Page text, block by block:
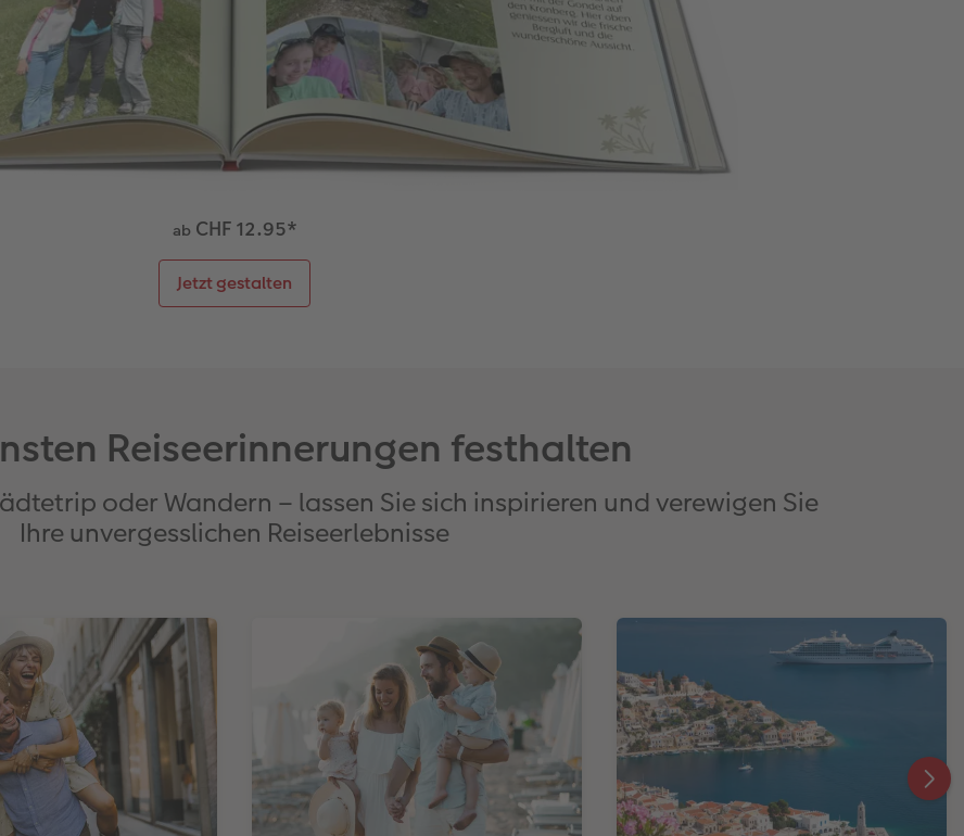
ab CHF 12.95*
Jetzt gestalten
Reiseerinnerungen festhalten
oder Wandern – lassen Sie sich inspirieren und verewigen Sie
Ihre unvergesslichen Reiseerlebnisse